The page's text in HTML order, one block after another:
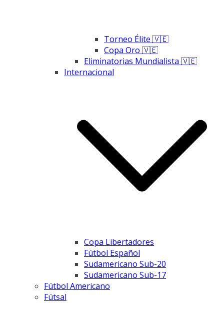
Torneo Élite 🇻🇪
Copa Oro 🇻🇪
Eliminatorias Mundialista 🇻🇪
Internacional
Copa Libertadores
Fútbol Español
Sudamericano Sub-20
Sudamericano Sub-17
Fútbol Americano
Fútsal